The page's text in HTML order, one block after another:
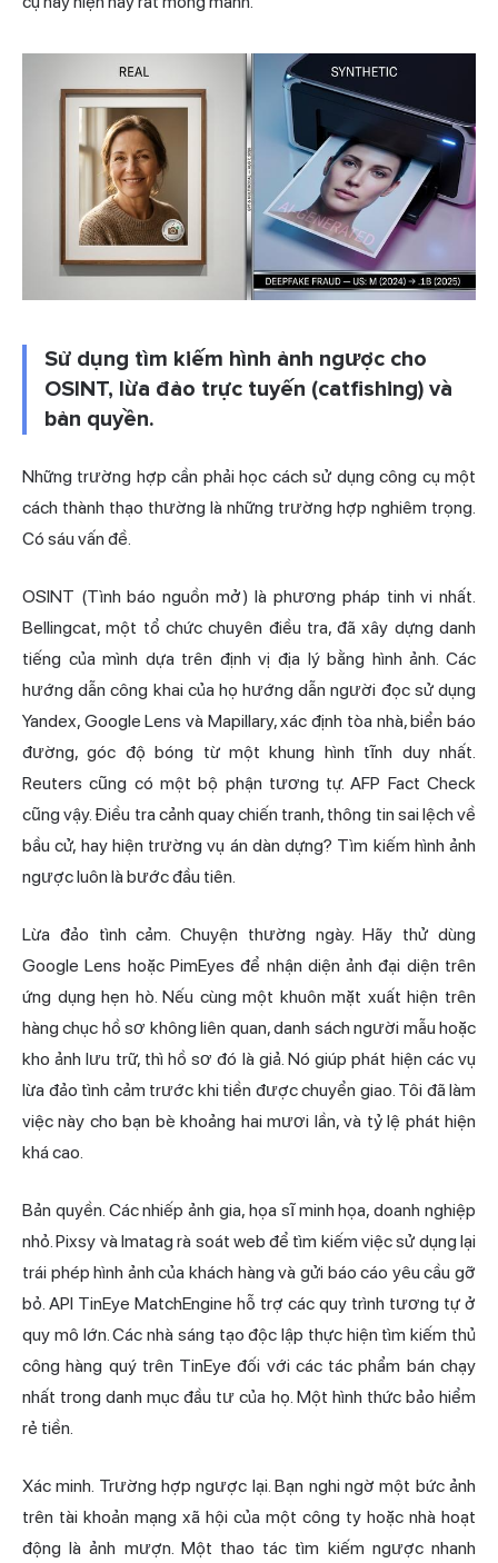
Sử dụng tìm kiếm hình ảnh ngược cho
OSINT, lừa đảo trực tuyến (catfishing) và
bản quyền.
Những trường hợp cần phải học cách sử dụng công cụ một
cách thành thạo thường là những trường hợp nghiêm trọng.
Có sáu vấn đề.
OSINT (Tình báo nguồn mở) là phương pháp tinh vi nhất.
Bellingcat, một tổ chức chuyên điều tra, đã xây dựng danh
tiếng của mình dựa trên định vị địa lý bằng hình ảnh. Các
hướng dẫn công khai của họ hướng dẫn người đọc sử dụng
Yandex, Google Lens và Mapillary, xác định tòa nhà, biển báo
đường, góc độ bóng từ một khung hình tĩnh duy nhất.
Reuters cũng có một bộ phận tương tự. AFP Fact Check
cũng vậy. Điều tra cảnh quay chiến tranh, thông tin sai lệch về
bầu cử, hay hiện trường vụ án dàn dựng? Tìm kiếm hình ảnh
ngược luôn là bước đầu tiên.
Lừa đảo tình cảm. Chuyện thường ngày. Hãy thử dùng
Google Lens hoặc PimEyes để nhận diện ảnh đại diện trên
ứng dụng hẹn hò. Nếu cùng một khuôn mặt xuất hiện trên
hàng chục hồ sơ không liên quan, danh sách người mẫu hoặc
kho ảnh lưu trữ, thì hồ sơ đó là giả. Nó giúp phát hiện các vụ
lừa đảo tình cảm trước khi tiền được chuyển giao. Tôi đã làm
việc này cho bạn bè khoảng hai mươi lần, và tỷ lệ phát hiện
khá cao.
Bản quyền. Các nhiếp ảnh gia, họa sĩ minh họa, doanh nghiệp
nhỏ. Pixsy và Imatag rà soát web để tìm kiếm việc sử dụng lại
trái phép hình ảnh của khách hàng và gửi báo cáo yêu cầu gỡ
bỏ. API TinEye MatchEngine hỗ trợ các quy trình tương tự ở
quy mô lớn. Các nhà sáng tạo độc lập thực hiện tìm kiếm thủ
công hàng quý trên TinEye đối với các tác phẩm bán chạy
nhất trong danh mục đầu tư của họ. Một hình thức bảo hiểm
rẻ tiền.
Xác minh. Trường hợp ngược lại. Bạn nghi ngờ một bức ảnh
trên tài khoản mạng xã hội của một công ty hoặc nhà hoạt
động là ảnh mượn. Một thao tác tìm kiếm ngược nhanh